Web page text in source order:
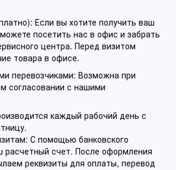
Если вы хотите получить ваш
посетить нас в офис и забрать
центра. Перед визитом
товара в офисе.
перевозчиками: Возможна при
согласовании с нашими
каждый рабочий день с
С помощью банковского
расчетный счет. После оформления
реквизиты для оплаты, перевод